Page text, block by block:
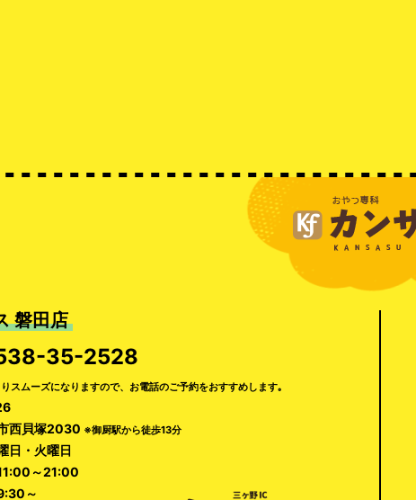
磐田店
35-2528
スムーズになりますので、お電話のご予約をおすすめします｡
西貝塚2030 ※御厨駅から徒歩13分
日・火曜日
～21:00
～